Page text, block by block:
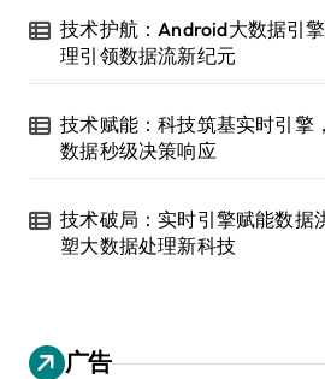
技术护航：Android大数据引
理引领数据流新纪元
技术赋能：科技筑基实时引擎
数据秒级决策响应
技术破局：实时引擎赋能数据
塑大数据处理新科技
广告